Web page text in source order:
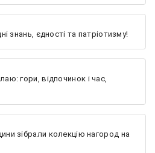
знань, єдності та патріотизму!
гори, відпочинок і час,
зібрали колекцію нагород на